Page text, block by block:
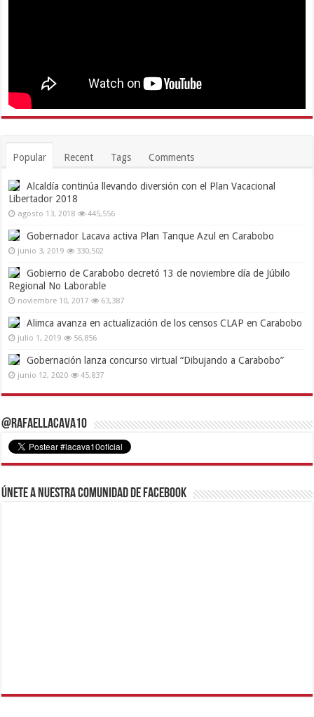
Popular Recent Tags Comments
Alcaldía continúa llevando diversión con el Plan Vacacional
Libertador 2018
agosto 13, 2018 445,556
Gobernador Lacava activa Plan Tanque Azul en Carabobo
junio 3, 2019 330,502
Gobierno de Carabobo decretó 13 de noviembre día de Júbilo
Regional No Laborable
noviembre 10, 2017 63,387
Alimca avanza en actualización de los censos CLAP en Carabobo
julio 1, 2019 56,856
Gobernación lanza concurso virtual “Dibujando a Carabobo”
junio 12, 2020 45,837
@RafaelLacava10
Únete a nuestra comunidad de Facebook